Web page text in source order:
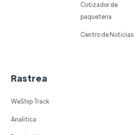
Cotizador de
paqueteria
Centro de Noticias
Rastrea
WeShip Track
Analitica